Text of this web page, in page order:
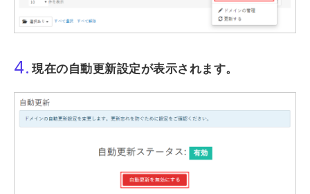
4. 現在の自動更新設定が表示されます。